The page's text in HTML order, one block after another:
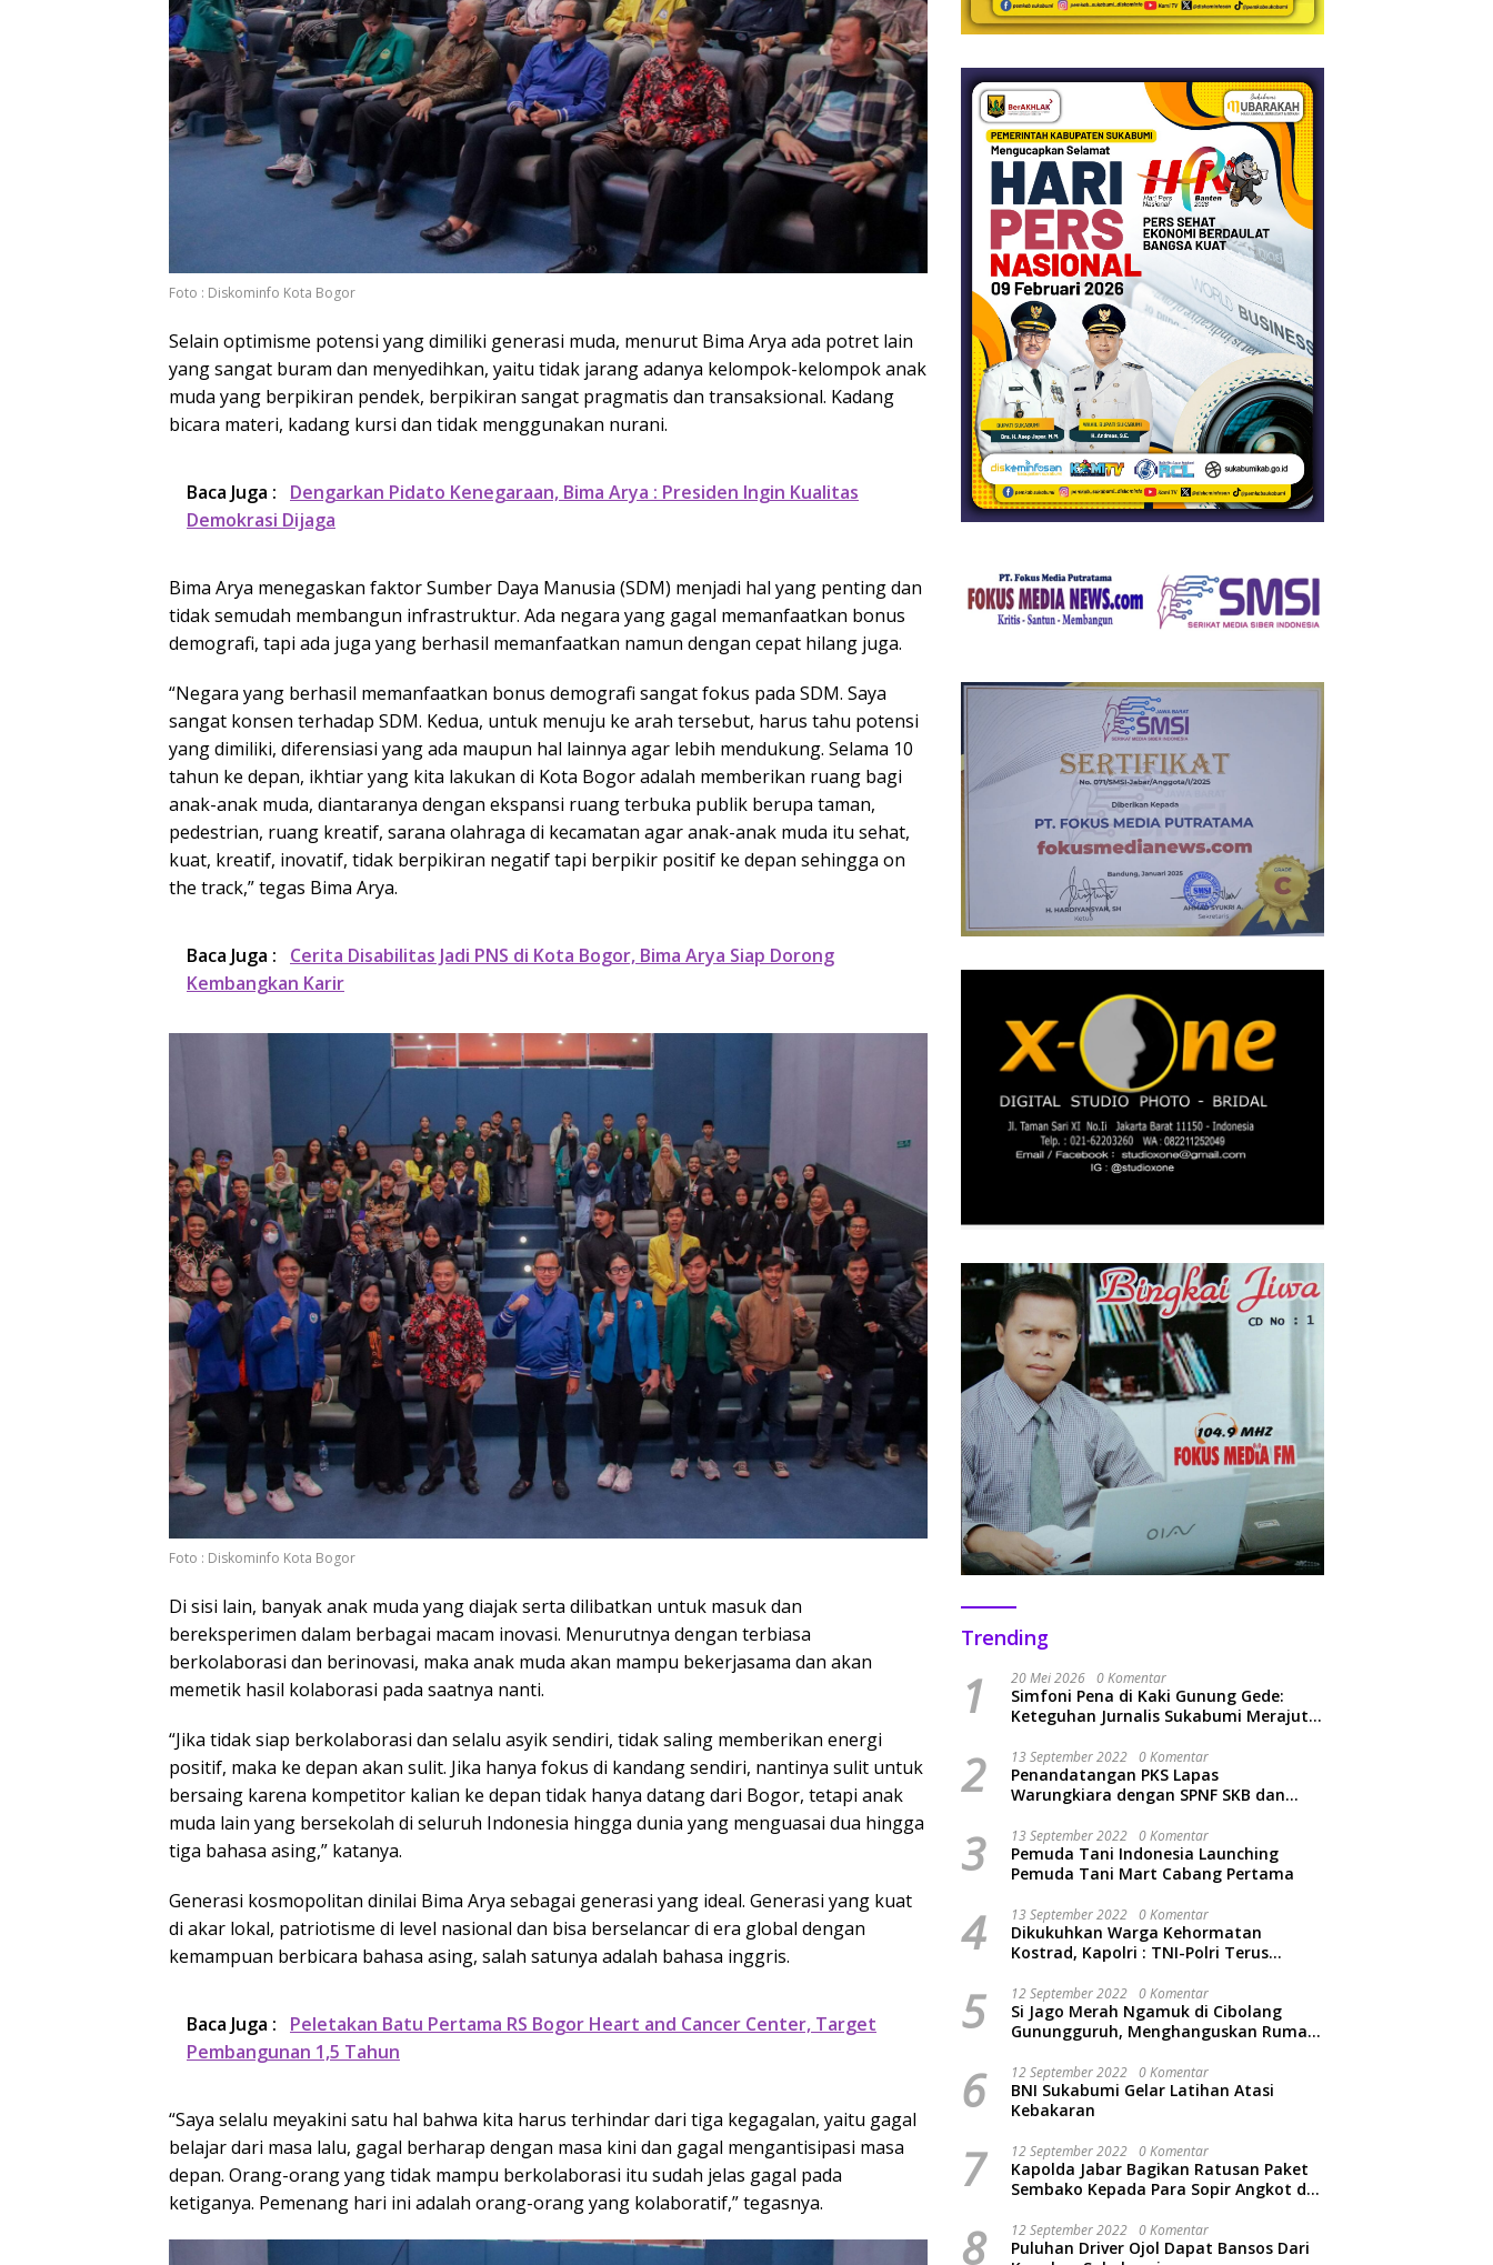
Foto : Diskominfo Kota Bogor
Selain optimisme potensi yang dimiliki generasi muda, menurut Bima Arya ada potret lain
yang sangat buram dan menyedihkan, yaitu tidak jarang adanya kelompok-kelompok anak
muda yang berpikiran pendek, berpikiran sangat pragmatis dan transaksional. Kadang
bicara materi, kadang kursi dan tidak menggunakan nurani.
Baca Juga :
Dengarkan Pidato Kenegaraan, Bima Arya : Presiden Ingin Kualitas
Demokrasi Dijaga
Bima Arya menegaskan faktor Sumber Daya Manusia (SDM) menjadi hal yang penting dan
tidak semudah membangun infrastruktur. Ada negara yang gagal memanfaatkan bonus
demografi, tapi ada juga yang berhasil memanfaatkan namun dengan cepat hilang juga.
“Negara yang berhasil memanfaatkan bonus demografi sangat fokus pada SDM. Saya
sangat konsen terhadap SDM. Kedua, untuk menuju ke arah tersebut, harus tahu potensi
yang dimiliki, diferensiasi yang ada maupun hal lainnya agar lebih mendukung. Selama 10
tahun ke depan, ikhtiar yang kita lakukan di Kota Bogor adalah memberikan ruang bagi
anak-anak muda, diantaranya dengan ekspansi ruang terbuka publik berupa taman,
pedestrian, ruang kreatif, sarana olahraga di kecamatan agar anak-anak muda itu sehat,
kuat, kreatif, inovatif, tidak berpikiran negatif tapi berpikir positif ke depan sehingga on
the track,” tegas Bima Arya.
Baca Juga :
Cerita Disabilitas Jadi PNS di Kota Bogor, Bima Arya Siap Dorong
Kembangkan Karir
Foto : Diskominfo Kota Bogor
Di sisi lain, banyak anak muda yang diajak serta dilibatkan untuk masuk dan
bereksperimen dalam berbagai macam inovasi. Menurutnya dengan terbiasa
berkolaborasi dan berinovasi, maka anak muda akan mampu bekerjasama dan akan
memetik hasil kolaborasi pada saatnya nanti.
“Jika tidak siap berkolaborasi dan selalu asyik sendiri, tidak saling memberikan energi
positif, maka ke depan akan sulit. Jika hanya fokus di kandang sendiri, nantinya sulit untuk
bersaing karena kompetitor kalian ke depan tidak hanya datang dari Bogor, tetapi anak
muda lain yang bersekolah di seluruh Indonesia hingga dunia yang menguasai dua hingga
tiga bahasa asing,” katanya.
Generasi kosmopolitan dinilai Bima Arya sebagai generasi yang ideal. Generasi yang kuat
di akar lokal, patriotisme di level nasional dan bisa berselancar di era global dengan
kemampuan berbicara bahasa asing, salah satunya adalah bahasa inggris.
Baca Juga :
Peletakan Batu Pertama RS Bogor Heart and Cancer Center, Target
Pembangunan 1,5 Tahun
“Saya selalu meyakini satu hal bahwa kita harus terhindar dari tiga kegagalan, yaitu gagal
belajar dari masa lalu, gagal berharap dengan masa kini dan gagal mengantisipasi masa
depan. Orang-orang yang tidak mampu berkolaborasi itu sudah jelas gagal pada
ketiganya. Pemenang hari ini adalah orang-orang yang kolaboratif,” tegasnya.
Trending
1 20 Mei 2026 0 Komentar
Simfoni Pena di Kaki Gunung Gede:
Keteguhan Jurnalis Sukabumi Merajut
2 13 September 2022 0 Komentar
Penandatangan PKS Lapas
Warungkiara dengan SPNF SKB dan
3 13 September 2022 0 Komentar
Pemuda Tani Indonesia Launching
Pemuda Tani Mart Cabang Pertama
4 13 September 2022 0 Komentar
Dikukuhkan Warga Kehormatan
Kostrad, Kapolri : TNI-Polri Terus
Rakyat Indonesia
5 12 September 2022 0 Komentar
Si Jago Merah Ngamuk di Cibolang
Gunungguruh, Menghanguskan Rumah
6 12 September 2022 0 Komentar
BNI Sukabumi Gelar Latihan Atasi
Kebakaran
7 12 September 2022 0 Komentar
Kapolda Jabar Bagikan Ratusan Paket
Sembako Kepada Para Sopir Angkot di
8 12 September 2022 0 Komentar
Puluhan Driver Ojol Dapat Bansos Dari